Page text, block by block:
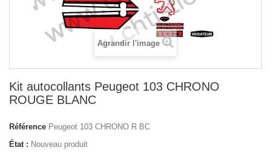
Agrandir l'image
Kit autocollants Peugeot 103 CHRONO
ROUGE BLANC
Référence Peugeot 103 CHRONO R BC
État : Nouveau produit